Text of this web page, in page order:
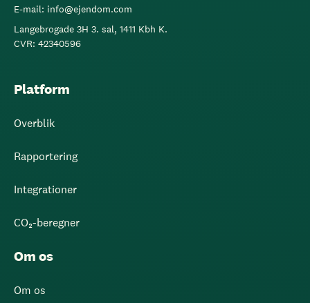
E-mail: info@ejendom.com
Langebrogade 3H 3. sal, 1411 Kbh K.
CVR: 42340596
Platform
Overblik
Rapportering
Integrationer
CO₂-beregner
Om os
Om os